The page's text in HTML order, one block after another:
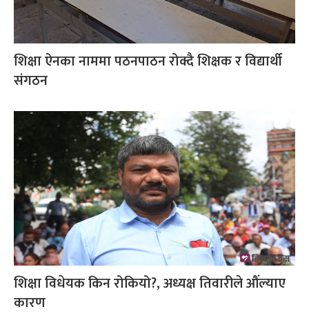
शिक्षा ऐनका नाममा पठनपाठन रोक्दै शिक्षक र विद्यार्थी
संगठन
शिक्षा विधेयक किन रोकियो?, अध्यक्ष तिवारीले औंल्याए
कारण